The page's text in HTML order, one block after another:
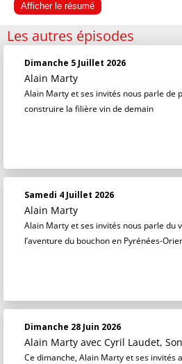
Afficher le résumé
Les autres épisodes
Dimanche 5 Juillet 2026
Alain Marty
Alain Marty et ses invités nous parle de
construire la filière vin de demain
Samedi 4 Juillet 2026
Alain Marty
Alain Marty et ses invités nous parle du
l’aventure du bouchon en Pyrénées-
Dimanche 28 Juin 2026
Alain Marty avec Cyril Laudet,
Ce dimanche, Alain Marty et ses invités